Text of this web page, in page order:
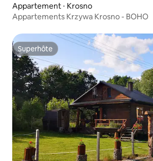
Appartement ⋅ Krosno
Appartements Krzywa Krosno - BOHO
Superhôte
Superhôte